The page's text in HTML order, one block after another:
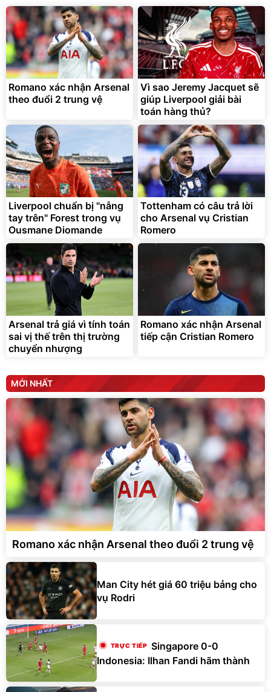
3.000.000đ
2.143.650đ
Flash Sale
399.000đ
Đã bán nhiều
Bạt phủ xe ô tô cao cấp,
tráng nhôm 03 lớp
392.000đ
325.000đ
Đã bán nhiều
Xe đạp điện trợ lực G-
Force C14 gấp gọn bỏ cốp
tiện lợi
9.900.000 đ
7.092.000 đ
Đang xem nhiều
G-FORCE VIETNA
Romano xác nhận Arsenal
theo đuổi 2 trung vệ
Vì sao Jeremy Jacquet sẽ
giúp Liverpool giải bài
toán hàng thủ?
Liverpool chuẩn bị "nẫng
tay trên" Forest trong vụ
Ousmane Diomande
Tottenham có câu trả lời
cho Arsenal vụ Cristian
Romero
Arsenal trả giá vì tính toán
sai vị thế trên thị trường
chuyển nhượng
Romano xác nhận Arsenal
tiếp cận Cristian Romero
MỚI NHẤT
Romano xác nhận Arsenal theo đuổi 2 trung vệ
Man City hét giá 60 triệu bảng cho
vụ Rodri
Singapore 0-0
Indonesia: Ilhan Fandi hãm thành